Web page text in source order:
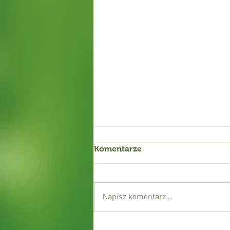
Komentarze
Napisz komentarz...